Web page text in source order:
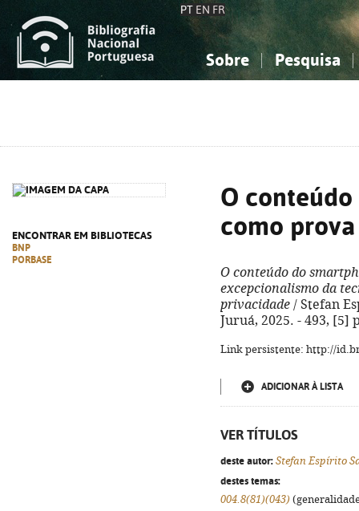
PT EN FR
Sobre Pesquisa
ENCONTRAR EM BIBLIOTECAS
BNP
PORBASE
O
como
O conteúdo do
excepcionalismo da
privacidade / Stefan
Juruá, 2025. - 493, [5]
Link persistente: http://
ADICIONAR À LISTA
VER TÍTULOS
deste autor: Stefan Espírito
destes temas:
004.8(81)(043)